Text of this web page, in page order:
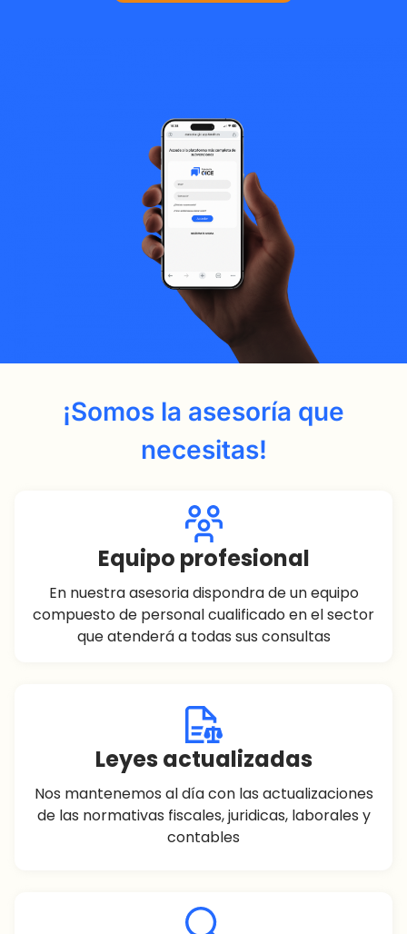
¡Somos la asesoría que
necesitas!
Equipo profesional
En nuestra asesoria dispondra de un equipo
compuesto de personal cualificado en el sector
que atenderá a todas sus consultas​
Leyes actualizadas
Nos mantenemos al día con las actualizaciones
de las normativas fiscales, juridicas, laborales y
contables